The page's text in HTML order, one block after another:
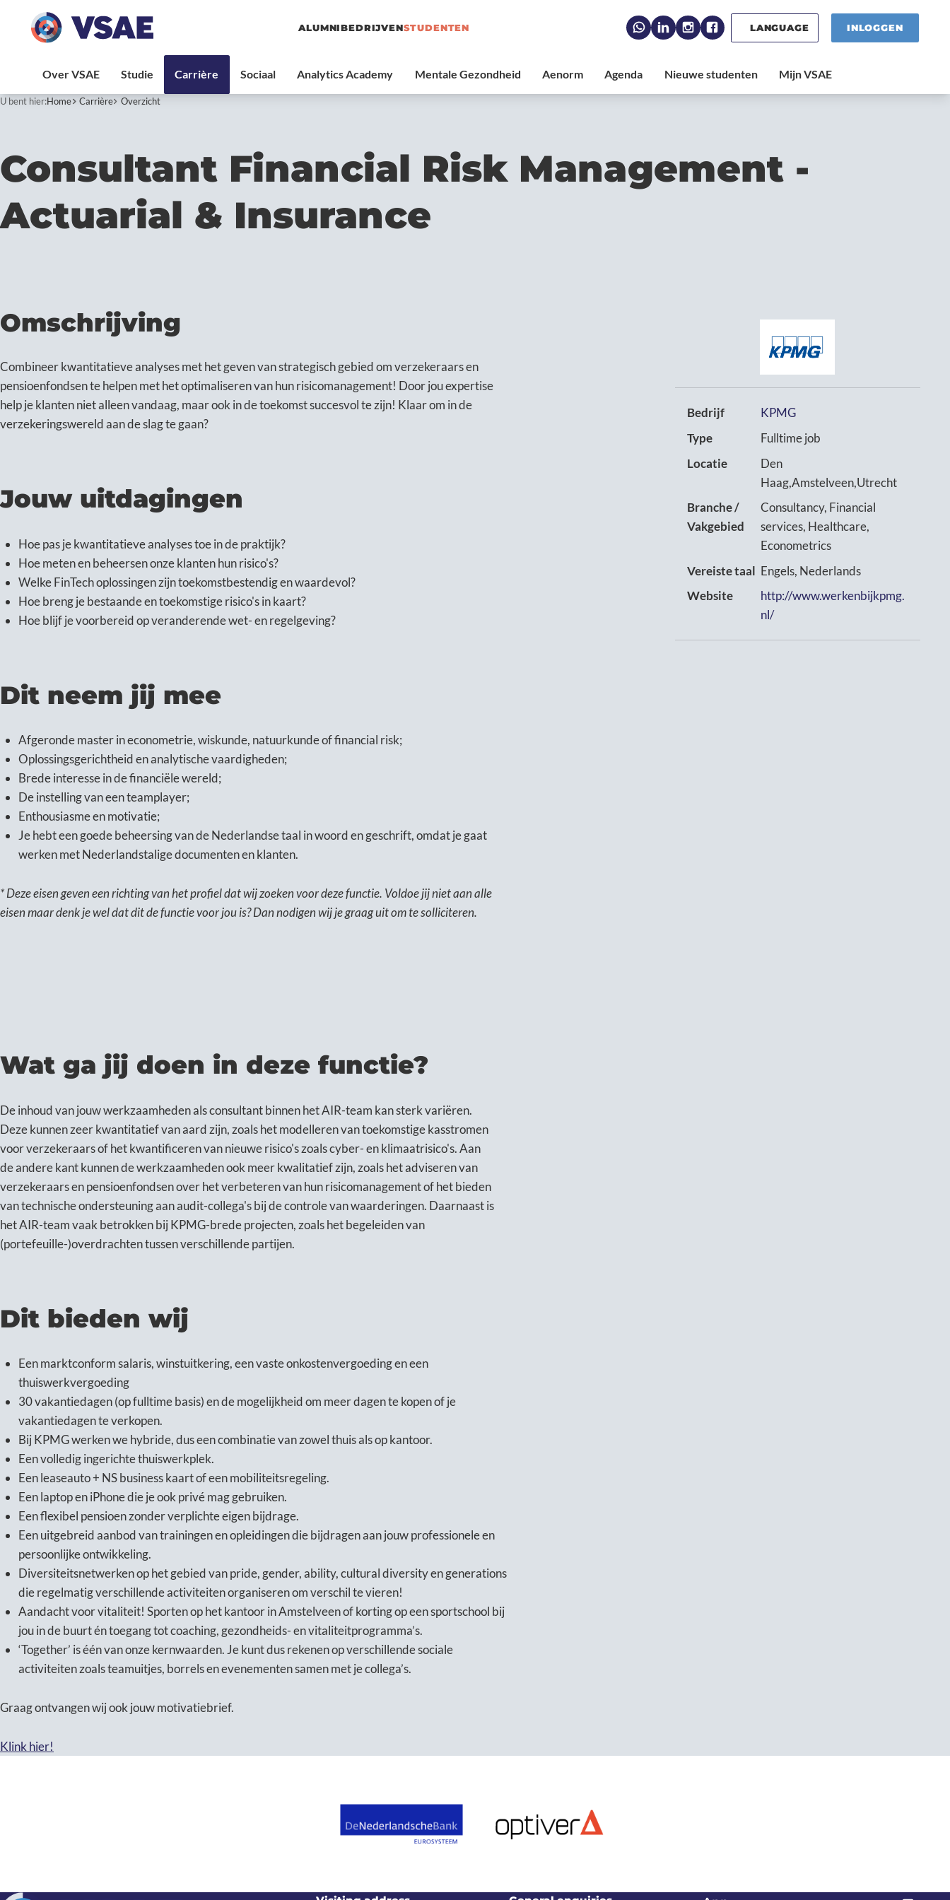
ALUMNIBEDRIJVENSTUDENTEN INLOGGEN
LANGUAGE
U bent hier:Home Carrière Overzicht
Consultant Financial Risk Management -
Actuarial & Insurance
Bedrijf
KPMG
Type
Fulltime job
Locatie
Den
Haag,Amstelveen,Utrecht
Branche /
Vakgebied
Consultancy, Financial
services, Healthcare,
Econometrics
Vereiste taal Engels, Nederlands
Website
http://www.werkenbijkpmg.
nl/
Omschrijving
Combineer kwantitatieve analyses met het geven van strategisch gebied om verzekeraars en
pensioenfondsen te helpen met het optimaliseren van hun risicomanagement! Door jou expertise
help je klanten niet alleen vandaag, maar ook in de toekomst succesvol te zijn! Klaar om in de
verzekeringswereld aan de slag te gaan?
Jouw uitdagingen
Hoe pas je kwantitatieve analyses toe in de praktijk?
Hoe meten en beheersen onze klanten hun risico's?
Welke FinTech oplossingen zijn toekomstbestendig en waardevol?
Hoe breng je bestaande en toekomstige risico's in kaart?
Hoe blijf je voorbereid op veranderende wet- en regelgeving?
Dit neem jij mee
Afgeronde master in econometrie, wiskunde, natuurkunde of financial risk;
Oplossingsgerichtheid en analytische vaardigheden;
Brede interesse in de financiële wereld;
De instelling van een teamplayer;
Enthousiasme en motivatie;
Je hebt een goede beheersing van de Nederlandse taal in woord en geschrift, omdat je gaat
werken met Nederlandstalige documenten en klanten.
* Deze eisen geven een richting van het profiel dat wij zoeken voor deze functie. Voldoe jij niet aan alle
eisen maar denk je wel dat dit de functie voor jou is? Dan nodigen wij je graag uit om te solliciteren.
Wat ga jij doen in deze functie?
De inhoud van jouw werkzaamheden als consultant binnen het AIR-team kan sterk variëren.
Deze kunnen zeer kwantitatief van aard zijn, zoals het modelleren van toekomstige kasstromen
voor verzekeraars of het kwantificeren van nieuwe risico's zoals cyber- en klimaatrisico's. Aan
de andere kant kunnen de werkzaamheden ook meer kwalitatief zijn, zoals het adviseren van
verzekeraars en pensioenfondsen over het verbeteren van hun risicomanagement of het bieden
van technische ondersteuning aan audit-collega's bij de controle van waarderingen. Daarnaast is
het AIR-team vaak betrokken bij KPMG-brede projecten, zoals het begeleiden van
(portefeuille-)overdrachten tussen verschillende partijen.
Dit bieden wij
Een marktconform salaris, winstuitkering, een vaste onkostenvergoeding en een
thuiswerkvergoeding
30 vakantiedagen (op fulltime basis) en de mogelijkheid om meer dagen te kopen of je
vakantiedagen te verkopen.
Bij KPMG werken we hybride, dus een combinatie van zowel thuis als op kantoor.
Een volledig ingerichte thuiswerkplek.
Een leaseauto + NS business kaart of een mobiliteitsregeling.
Een laptop en iPhone die je ook privé mag gebruiken.
Een flexibel pensioen zonder verplichte eigen bijdrage.
Een uitgebreid aanbod van trainingen en opleidingen die bijdragen aan jouw professionele en
persoonlijke ontwikkeling.
Diversiteitsnetwerken op het gebied van pride, gender, ability, cultural diversity en generations
die regelmatig verschillende activiteiten organiseren om verschil te vieren!
Aandacht voor vitaliteit! Sporten op het kantoor in Amstelveen of korting op een sportschool bij
jou in de buurt én toegang tot coaching, gezondheids- en vitaliteitprogramma’s.
‘Together’ is één van onze kernwaarden. Je kunt dus rekenen op verschillende sociale
activiteiten zoals teamuitjes, borrels en evenementen samen met je collega’s.
Graag ontvangen wij ook jouw motivatiebrief.
Klink hier!